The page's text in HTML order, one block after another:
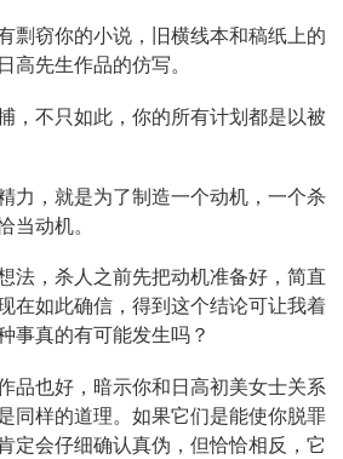
剽窃你的小说，旧横线本和稿纸上的
高先生作品的仿写。
，不只如此，你的所有计划都是以被
力，就是为了制造一个动机，一个杀
当动机。
法，杀人之前先把动机准备好，简直
在如此确信，得到这个结论可让我着
事真的有可能发生吗？
品也好，暗示你和日高初美女士关系
同样的道理。如果它们是能使你脱罪
定会仔细确认真伪，但恰恰相反，它